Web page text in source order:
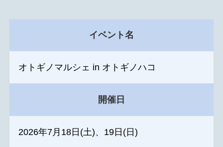
イベント名
オトギノマルシェ in オトギノハコ
開催日
2026年7月18日(土)、19日(日)